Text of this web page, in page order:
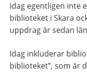
idag egentligen inte
biblioteket i Skara
uppdrag är sedan
Idag inkluderar
biblioteket”, som är